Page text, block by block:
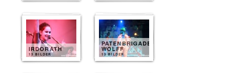
IRDORATH
13 BILDER
PATENBRIGADE
WOLFF
13 BILDER